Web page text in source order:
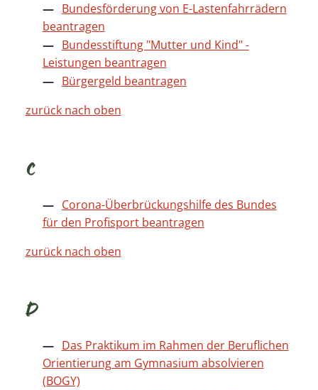
Bundesförderung von E-Lastenfahrrädern
beantragen
Bundesstiftung "Mutter und Kind" -
Leistungen beantragen
Bürgergeld beantragen
zurück nach oben
C
Corona-Überbrückungshilfe des Bundes
für den Profisport beantragen
zurück nach oben
D
Das Praktikum im Rahmen der Beruflichen
Orientierung am Gymnasium absolvieren
(BOGY)